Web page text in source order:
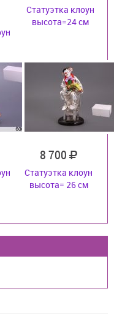
Статуэтка клоун
высота=24 см
8 700
Статуэтка клоун
высота= 26 см